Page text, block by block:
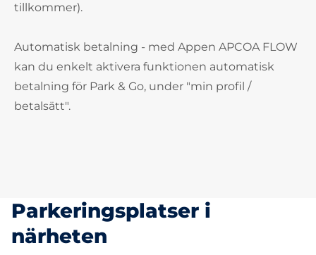
tillkommer).
Automatisk betalning - med Appen APCOA FLOW
kan du enkelt aktivera funktionen automatisk
betalning för Park & Go, under "min profil /
betalsätt".
Parkeringsplatser i
närheten